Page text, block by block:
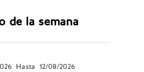
de la semana
Hasta 12/08/2026